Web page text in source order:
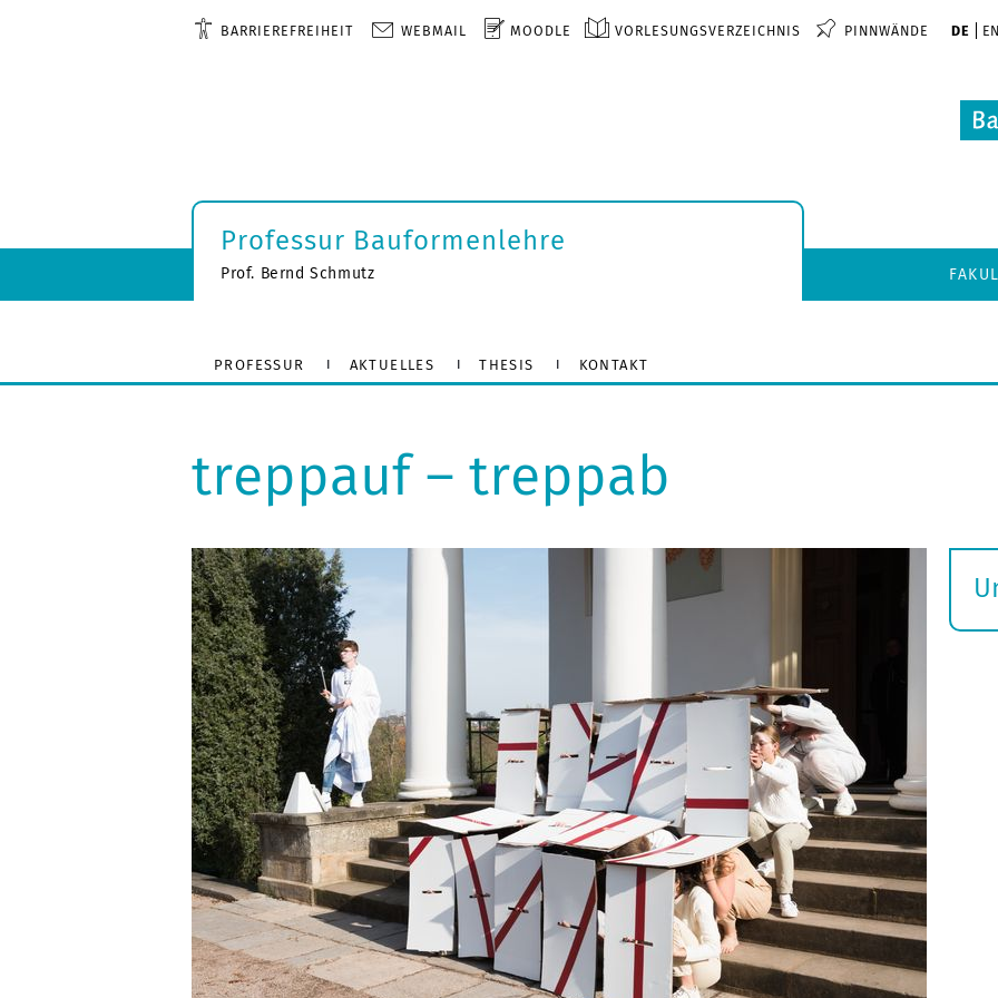
BARRIEREFREIHEIT WEBMAIL MOODLE VORLESUNGSVERZEICHNIS PINNWÄNDE DE EN
Professur Bauformenlehre
Prof. Bernd Schmutz
PROFESSUR AKTUELLES THESIS KONTAKT
treppauf – treppab